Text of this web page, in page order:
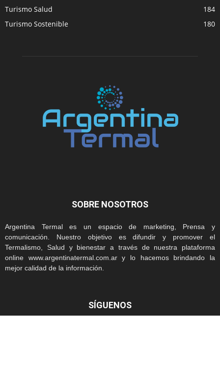
Turismo Salud
184
Turismo Sostenible
180
SOBRE NOSOTROS
Argentina Termal es un espacio de marketing, Prensa y
comunicación. Nuestro objetivo es difundir y promover el
Termalismo, Salud y bienestar a través de nuestra plataforma
online www.argentinatermal.com.ar y lo hacemos brindando la
mejor calidad de la información.
SÍGUENOS